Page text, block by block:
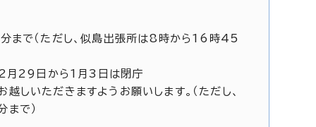
で（ただし、似島出張所は8時から16時45
月29日から1月3日は閉庁
しいただきますようお願いします。（ただし、
で）